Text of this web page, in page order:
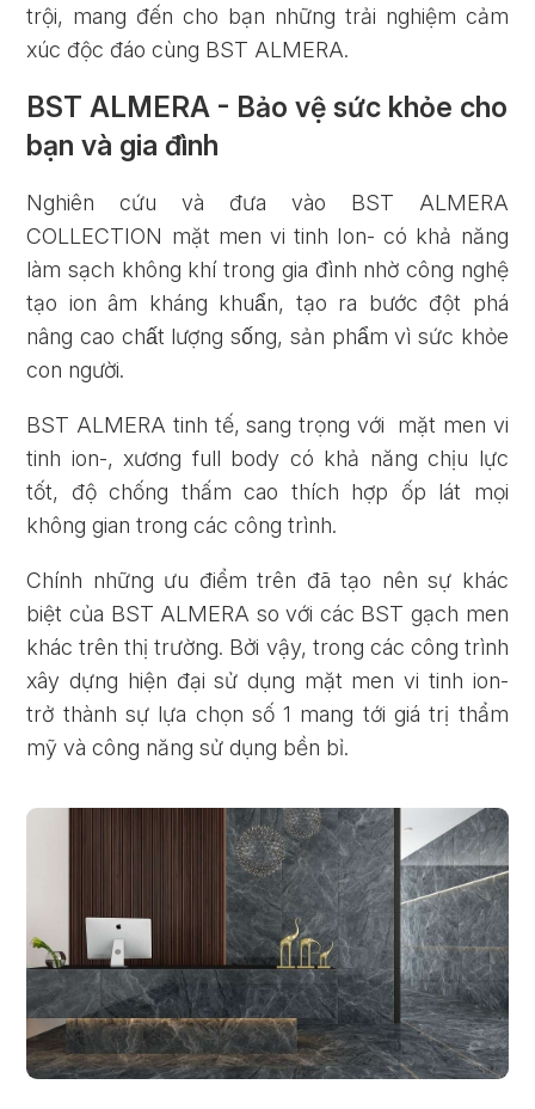
trội, mang đến cho bạn những trải nghiệm cảm
xúc độc đáo cùng BST ALMERA.
BST ALMERA - Bảo vệ sức khỏe cho
bạn và gia đình
Nghiên cứu và đưa vào BST ALMERA
COLLECTION mặt men vi tinh Ion- có khả năng
làm sạch không khí trong gia đình nhờ công nghệ
tạo ion âm kháng khuẩn, tạo ra bước đột phá
nâng cao chất lượng sống, sản phẩm vì sức khỏe
con người.
BST ALMERA tinh tế, sang trọng với mặt men vi
tinh ion-, xương full body có khả năng chịu lực
tốt, độ chống thấm cao thích hợp ốp lát mọi
không gian trong các công trình.
Chính những ưu điểm trên đã tạo nên sự khác
biệt của BST ALMERA so với các BST gạch men
khác trên thị trường. Bởi vậy, trong các công trình
xây dựng hiện đại sử dụng mặt men vi tinh ion-
trở thành sự lựa chọn số 1 mang tới giá trị thẩm
mỹ và công năng sử dụng bền bỉ.
Quên mật khẩu?
ĐĂNG KÝ